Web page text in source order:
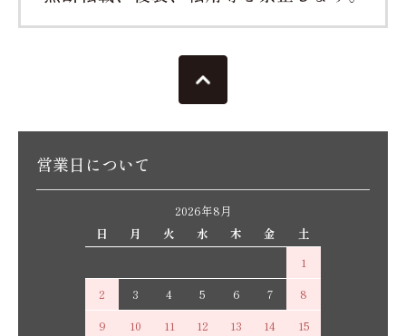
営業日について
2026年8月
日
月 火 水 木 金
土
1
2
3 4 5 6 7
8
9
10 11 12 13 14
15